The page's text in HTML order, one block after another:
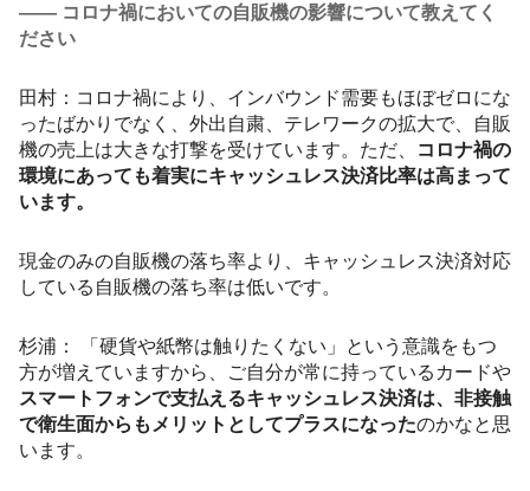
―― コロナ禍においての自販機の影響について教えてく
ださい
田村：コロナ禍により、インバウンド需要もほぼゼロにな
ったばかりでなく、外出自粛、テレワークの拡大で、自販
機の売上は大きな打撃を受けています。ただ、
コロナ禍の
環境にあっても着実にキャッシュレス決済比率は高まって
います。
現金のみの自販機の落ち率より、キャッシュレス決済対応
している自販機の落ち率は低いです。
杉浦： 「硬貨や紙幣は触りたくない」という意識をもつ
方が増えていますから、ご自分が常に持っているカードや
スマートフォンで支払えるキャッシュレス決済は、非接触
で衛生面からもメリットとしてプラスになったのかなと思
います。